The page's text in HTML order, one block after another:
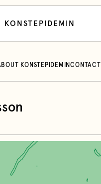
KONSTEPIDEMIN
KONSTEPIDEMINCONTACT